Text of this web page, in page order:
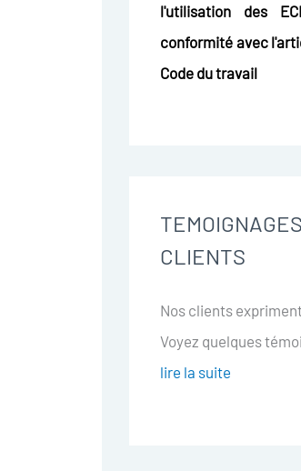
l'utilisation des
conformité avec
Code du travail
CLIENTS
Nos clients
Voyez quelques
lire la suite